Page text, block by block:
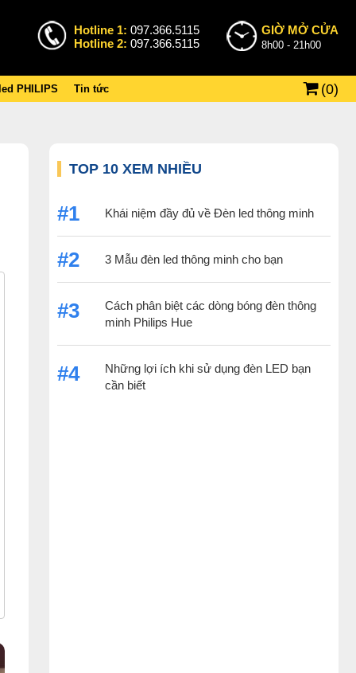
Hotline 1: 097.366.5115
Hotline 2: 097.366.5115
GIỜ MỞ CỬA
8h00 - 21h00
PHILIPS Tin tức (0)
TOP 10 XEM NHIỀU
#1 Khái niệm đầy đủ về Đèn led thông minh
#2 3 Mẫu đèn led thông minh cho bạn
#3
Cách phân biệt các dòng bóng đèn thông
minh Philips Hue
#4
Những lợi ích khi sử dụng đèn LED bạn
cần biết